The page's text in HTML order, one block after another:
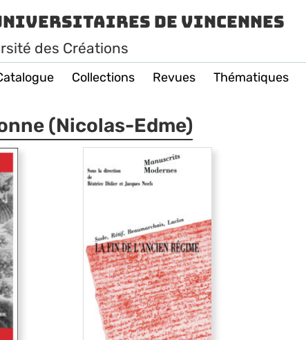
de Vincennes
des Créations
Collections Revues Thématiques
(Nicolas-Edme)